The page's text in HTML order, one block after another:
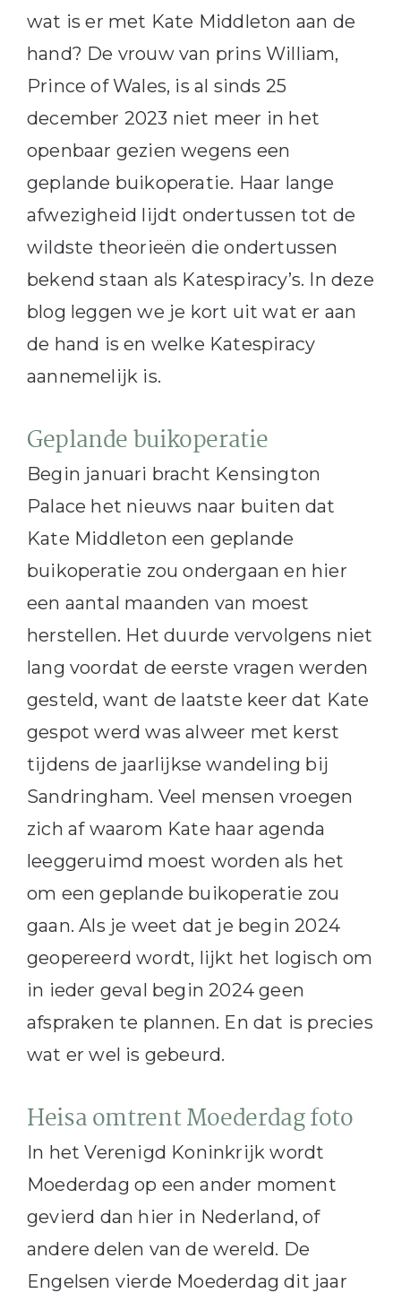
wat is er met Kate Middleton aan de
hand? De vrouw van prins William,
Prince of Wales, is al sinds 25
december 2023 niet meer in het
openbaar gezien wegens een
geplande buikoperatie. Haar lange
afwezigheid lijdt ondertussen tot de
wildste theorieën die ondertussen
bekend staan als Katespiracy’s. In deze
blog leggen we je kort uit wat er aan
de hand is en welke Katespiracy
aannemelijk is.
Geplande buikoperatie
Begin januari bracht Kensington
Palace het nieuws naar buiten dat
Kate Middleton een geplande
buikoperatie zou ondergaan en hier
een aantal maanden van moest
herstellen. Het duurde vervolgens niet
lang voordat de eerste vragen werden
gesteld, want de laatste keer dat Kate
gespot werd was alweer met kerst
tijdens de jaarlijkse wandeling bij
Sandringham. Veel mensen vroegen
zich af waarom Kate haar agenda
leeggeruimd moest worden als het
om een geplande buikoperatie zou
gaan. Als je weet dat je begin 2024
geopereerd wordt, lijkt het logisch om
in ieder geval begin 2024 geen
afspraken te plannen. En dat is precies
wat er wel is gebeurd.
Heisa omtrent Moederdag foto
In het Verenigd Koninkrijk wordt
Moederdag op een ander moment
gevierd dan hier in Nederland, of
andere delen van de wereld. De
Engelsen vierde Moederdag dit jaar